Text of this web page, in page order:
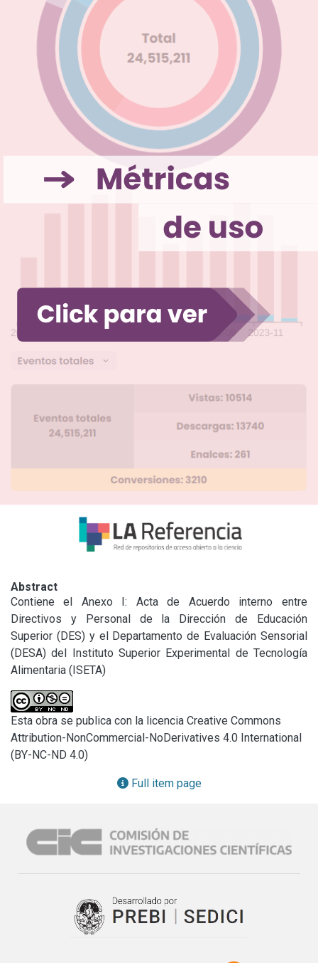
Abstract
Contiene el Anexo I: Acta de Acuerdo interno entre
Directivos y Personal de la Dirección de Educación
Superior (DES) y el Departamento de Evaluación Sensorial
(DESA) del Instituto Superior Experimental de Tecnología
Alimentaria (ISETA)
Esta obra se publica con la licencia Creative Commons
Attribution-NonCommercial-NoDerivatives 4.0 International
(BY-NC-ND 4.0)
Full item page